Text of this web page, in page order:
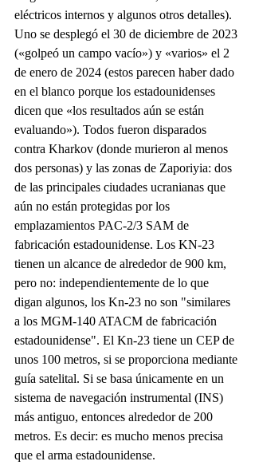
eléctricos internos y algunos otros detalles).
Uno se desplegó el 30 de diciembre de 2023
(«golpeó un campo vacío») y «varios» el 2
de enero de 2024 (estos parecen haber dado
en el blanco porque los estadounidenses
dicen que «los resultados aún se están
evaluando»). Todos fueron disparados
contra Kharkov (donde murieron al menos
dos personas) y las zonas de Zaporiyia: dos
de las principales ciudades ucranianas que
aún no están protegidas por los
emplazamientos PAC-2/3 SAM de
fabricación estadounidense. Los KN-23
tienen un alcance de alrededor de 900 km,
pero no: independientemente de lo que
digan algunos, los Kn-23 no son "similares
a los MGM-140 ATACM de fabricación
estadounidense". El Kn-23 tiene un CEP de
unos 100 metros, si se proporciona mediante
guía satelital. Si se basa únicamente en un
sistema de navegación instrumental (INS)
más antiguo, entonces alrededor de 200
metros. Es decir: es mucho menos precisa
que el arma estadounidense.